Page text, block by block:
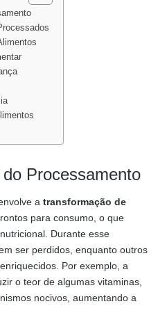
Processamento
a transformação de
para consumo, o que
Durante esse
ser perdidos, enquanto outros
Por exemplo, a
o teor de algumas vitaminas,
nocivos, aumentando a